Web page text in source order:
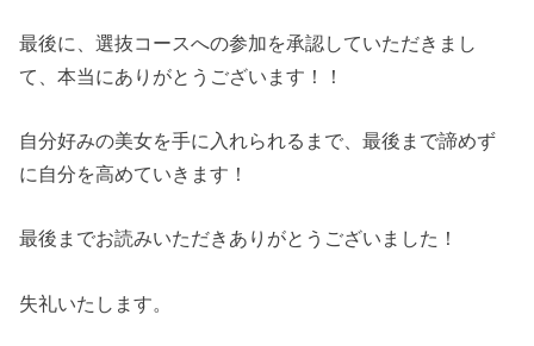
最後に、選抜コースへの参加を承認していただきまし
て、本当にありがとうございます！！
自分好みの美女を手に入れられるまで、最後まで諦めず
に自分を高めていきます！
最後までお読みいただきありがとうございました！
失礼いたします。